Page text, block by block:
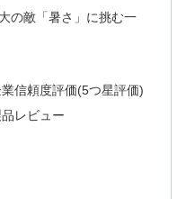
の敵「暑さ」に挑む一
信頼度評価(5つ星評価)
レビュー